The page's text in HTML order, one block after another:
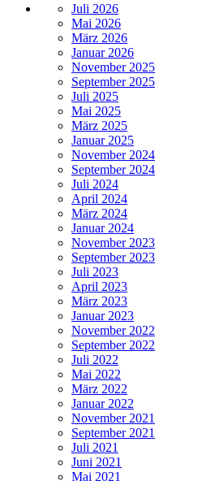
Juli 2026
Mai 2026
März 2026
Januar 2026
November 2025
September 2025
Juli 2025
Mai 2025
März 2025
Januar 2025
November 2024
September 2024
Juli 2024
April 2024
März 2024
Januar 2024
November 2023
September 2023
Juli 2023
April 2023
März 2023
Januar 2023
November 2022
September 2022
Juli 2022
Mai 2022
März 2022
Januar 2022
November 2021
September 2021
Juli 2021
Juni 2021
Mai 2021